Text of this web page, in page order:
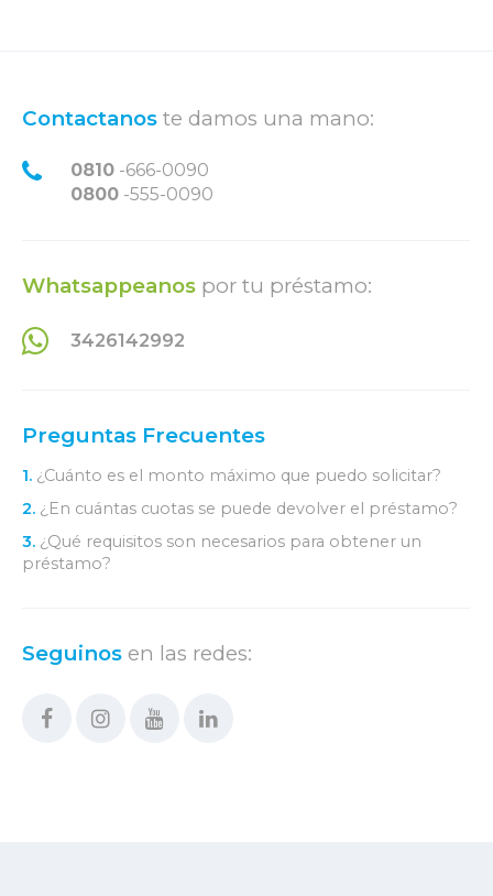
Contactanos te damos una mano:
0810 -666-0090
0800 -555-0090
Whatsappeanos por tu préstamo:
3426142992
Preguntas Frecuentes
1. ¿Cuánto es el monto máximo que puedo solicitar?
2. ¿En cuántas cuotas se puede devolver el préstamo?
3. ¿Qué requisitos son necesarios para obtener un
préstamo?
Seguinos en las redes: